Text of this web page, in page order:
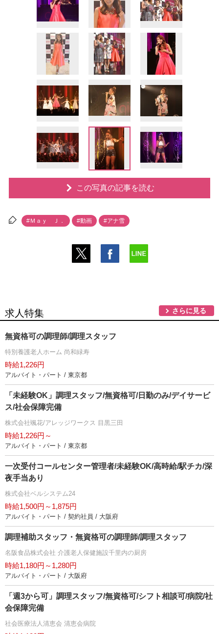
この写真の記事を読む
#Ｍａｙ Ｊ． #動画 #アナ雪
求人特集 さらに見る
無資格可の調理師/調理スタッフ
特別養護老人ホーム 尚和緑寿
時給1,226円
アルバイト・パート / 東京都
「未経験OK」調理スタッフ/無資格可/日勤のみ/デイサービ
ス/社会保障完備
株式会社颯花/アレッジワークス 目黒三田
時給1,226円～
アルバイト・パート / 東京都
一次受付コールセンター管理者/未経験OK/高時給/駅チカ/深
夜手当あり
株式会社ベルシステム24
時給1,500円～1,875円
アルバイト・パート / 契約社員 / 大阪府
調理補助スタッフ・無資格可の調理師/調理スタッフ
名阪食品株式会社 介護老人保健施設千里内の厨房
時給1,180円～1,280円
アルバイト・パート / 大阪府
「週3から可」調理スタッフ/無資格可/シフト相談可/病院/社
会保障完備
社会医療法人清恵会 清恵会病院